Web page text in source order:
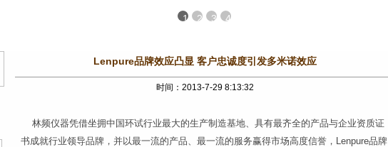
1 2 3 4
Lenpure品牌效应凸显 客户忠诚度引发多米诺效应
时间：2013-7-29 8:13:32
林频仪器凭借坐拥中国环试行业最大的生产制造基地、具有最齐全的产品与企业资质证
书成就行业领导品牌，并以最一流的产品、最一流的服务赢得市场高度信誉，Lenpure品牌